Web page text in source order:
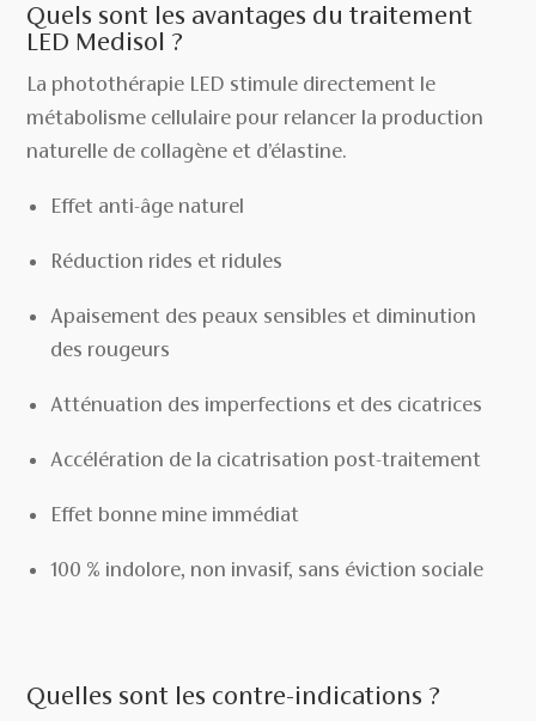
Quels sont les avantages du traitement
LED Medisol ?
La photothérapie LED stimule directement le
métabolisme cellulaire pour relancer la production
naturelle de collagène et d’élastine.
Effet anti-âge naturel
Réduction rides et ridules
Apaisement des peaux sensibles et diminution
des rougeurs
Atténuation des imperfections et des cicatrices
Accélération de la cicatrisation post-traitement
Effet bonne mine immédiat
100 % indolore, non invasif, sans éviction sociale
Quelles sont les contre-indications ?